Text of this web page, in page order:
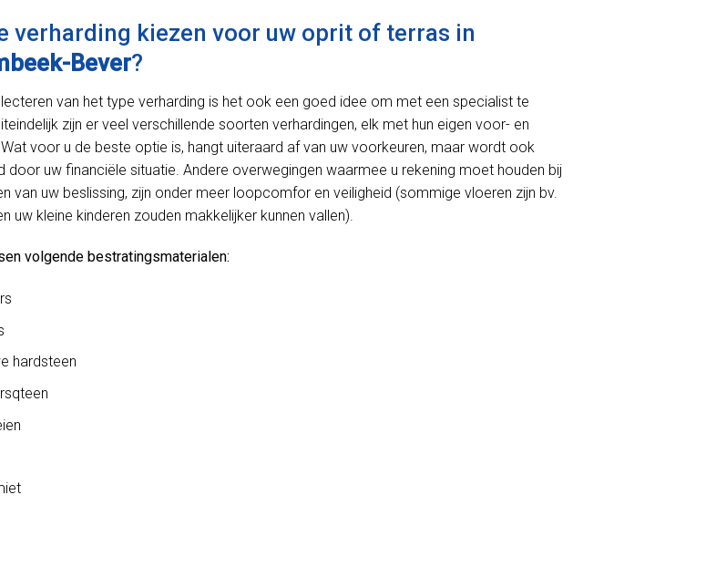
verharding kiezen voor uw oprit of terras in
Bever?
van het type verharding is het ook een goed idee om met een specialist te
zijn er veel verschillende soorten verhardingen, elk met hun eigen voor- en
voor u de beste optie is, hangt uiteraard af van uw voorkeuren, maar wordt ook
door uw financiële situatie. Andere overwegingen waarmee u rekening moet houden bij
van uw beslissing, zijn onder meer loopcomfor en veiligheid (sommige vloeren zijn bv.
uw kleine kinderen zouden makkelijker kunnen vallen).
volgende bestratingsmaterialen:
hardsteen